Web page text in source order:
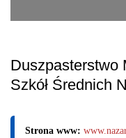
Duszpasterstwo
Szkół Średnich
Strona www: